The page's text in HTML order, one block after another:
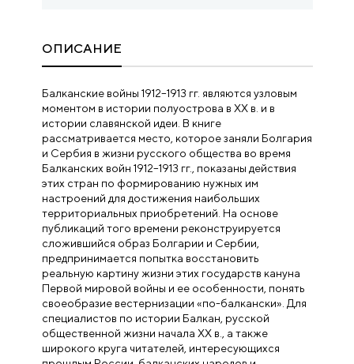
ОПИСАНИЕ
Балканские войны 1912–1913 гг. являются узловым
моментом в истории полуострова в ХХ в. и в
истории славянской идеи. В книге
рассматривается место, которое заняли Болгария
и Сербия в жизни русского общества во время
Балканских войн 1912–1913 гг., показаны действия
этих стран по формированию нужных им
настроений для достижения наибольших
территориальных приобретений. На основе
публикаций того времени реконструируется
сложившийся образ Болгарии и Сербии,
предпринимается попытка восстановить
реальную картину жизни этих государств кануна
Первой мировой войны и ее особенности, понять
своеобразие вестернизации «по-балкански». Для
специалистов по истории Балкан, русской
общественной жизни начала ХХ в., а также
широкого круга читателей, интересующихся